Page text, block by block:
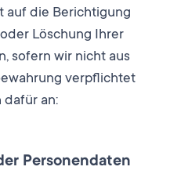
auf die Berichtigung
Löschung Ihrer
sofern wir nicht aus
verpflichtet
dafür an:
Personendaten